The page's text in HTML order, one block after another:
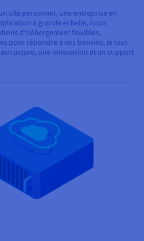
site personnel, une entreprise en
à grande échelle, nous
d'hébergement flexibles,
pour répondre à vos besoins, le tout
une innovation et un support